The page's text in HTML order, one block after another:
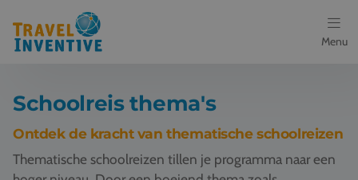
Menu
Bestemmingen
Schoolreis thema's
Voor docenten
Schoolreis thema's
Ontdek de kracht van thematische schoolreizen
Thematische schoolreizen tillen je programma naar een